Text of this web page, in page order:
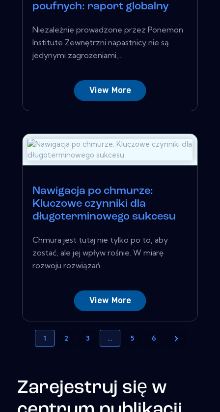
poufnych: raport globalny
Niezależnie prowadzone przez Ponemon
Institute Zewnętrzni napastnicy nie są
jedynymi zagrożeniami,...
View More
Nawigacja po chmurze:
Kluczowe czynniki dla
długoterminowego sukcesu
Chmura jest tutaj nie tylko po to, aby
zostać, ale jej wpływ rośnie. W miarę
rozwoju rozwiązań...
View More
1 2 3 … 5 6
Zarejestruj się w